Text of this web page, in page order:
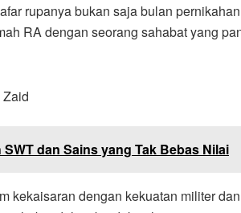
rupanya bukan saja bulan
RA dengan seorang sahabat yang
dan Sains yang Tak Bebas Nilai
kekaisaran dengan kekuatan militer